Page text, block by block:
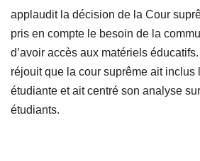
applaudit la décision de la Cour
pris en compte le besoin de la
d’avoir accès aux matériels
réjouit que la cour suprême ait inclus
étudiante et ait centré son analyse
étudiants.